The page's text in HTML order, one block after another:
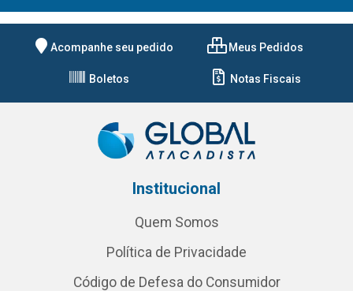
Acompanhe seu pedido Meus Pedidos
Boletos Notas Fiscais
Institucional
Quem Somos
Política de Privacidade
Código de Defesa do Consumidor